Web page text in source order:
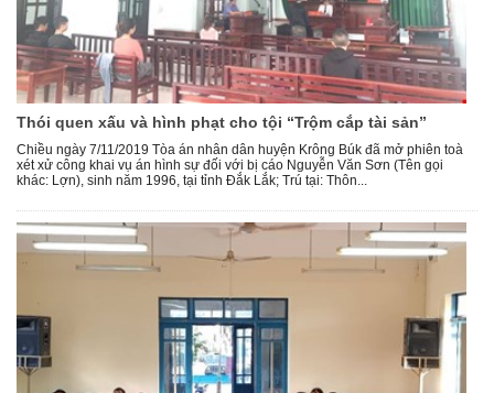
Thói quen xấu và hình phạt cho tội “Trộm cắp tài sản”
Chiều ngày 7/11/2019 Tòa án nhân dân huyện Krông Búk đã mở phiên toà
xét xử công khai vụ án hình sự đối với bị cáo Nguyễn Văn Sơn (Tên gọi
khác: Lợn), sinh năm 1996, tại tỉnh Đắk Lắk; Trú tại: Thôn...